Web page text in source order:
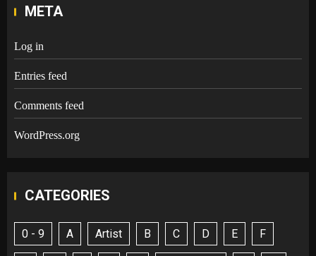
META
Log in
Entries feed
Comments feed
WordPress.org
CATEGORIES
0 - 9 A Artist B C D E F